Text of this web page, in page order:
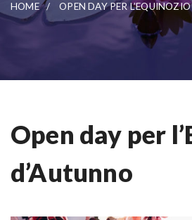
HOME OPEN DAY PER
Open day per
d’Autunno